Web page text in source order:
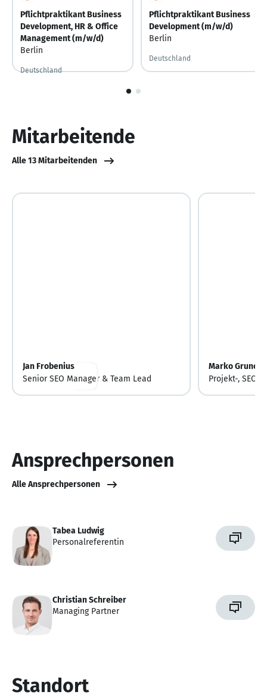
Pflichtpraktikant Business
Development, HR & Office
Management (m/w/d)
Berlin
Deutschland
Pflichtpraktikant Business
Development (m/w/d)
Berlin
Deutschland
Mitarbeitende
Alle 13 Mitarbeitenden
Jan Frobenius
Senior SEO Manager & Team Lead
Marko
Projekt-, SEO-
Ansprechpersonen
Alle Ansprechpersonen
Tabea Ludwig
Personalreferentin
Christian Schreiber
Managing Partner
Standort